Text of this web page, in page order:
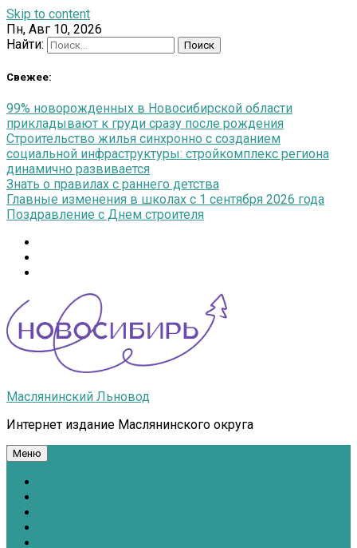
Skip to content
Пн, Авг 10, 2026
Найти:
Свежее:
99% новорожденных в Новосибирской области
прикладывают к груди сразу после рождения
Строительство жилья синхронно с созданием
социальной инфраструктуры: стройкомплекс региона
динамично развивается
Знать о правилах с раннего детства
Главные изменения в школах с 1 сентября 2026 года
Поздравление с Днем строителя
Маслянинский Льновод
Интернет издание Маслянинского округа
Меню